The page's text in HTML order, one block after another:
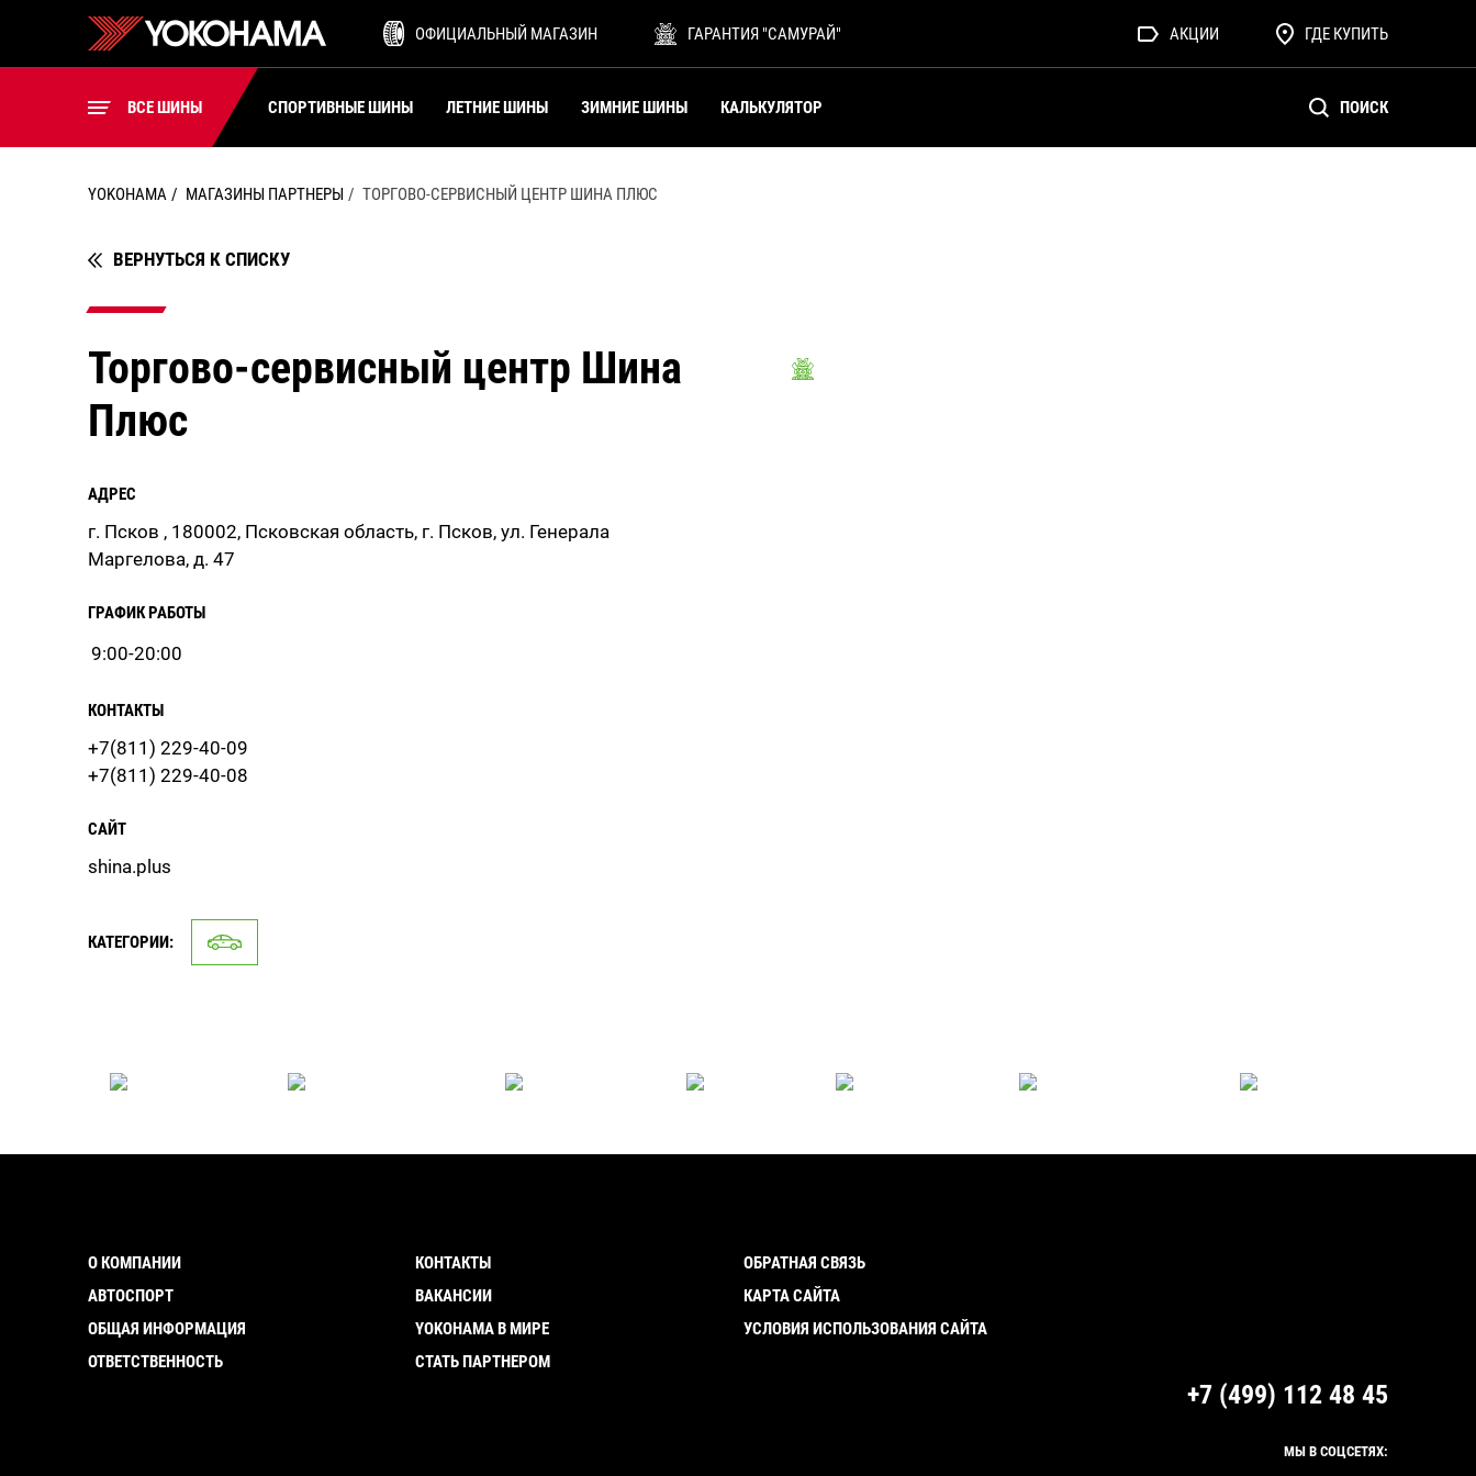
ОФИЦИАЛЬНЫЙ МАГАЗИН ГАРАНТИЯ "САМУРАЙ" АКЦИИ ГДЕ КУПИТЬ
ВСЕ ШИНЫ СПОРТИВНЫЕ ШИНЫ ЛЕТНИЕ ШИНЫ ЗИМНИЕ ШИНЫ КАЛЬКУЛЯТОР ПОИСК
ШИНЫ ДЛЯ ВИЛОЧНЫХ
ПОГРУЗЧИКОВ
YOKOHAMA МАГАЗИНЫ ПАРТНЕРЫ ТОРГОВО-СЕРВИСНЫЙ ЦЕНТР ШИНА ПЛЮС
ВЕРНУТЬСЯ К СПИСКУ
Торгово-сервисный центр Шина
Плюс
АДРЕС
г. Псков , 180002, Псковская область, г. Псков, ул. Генерала
Маргелова, д. 47
ГРАФИК РАБОТЫ
9:00-20:00
КОНТАКТЫ
+7(811) 229-40-09
+7(811) 229-40-08
САЙТ
shina.plus
КАТЕГОРИИ:
О КОМПАНИИ
АВТОСПОРТ
ОБЩАЯ ИНФОРМАЦИЯ
ОТВЕТСТВЕННОСТЬ
КОНТАКТЫ
ВАКАНСИИ
YOKOHAMA В МИРЕ
СТАТЬ ПАРТНЕРОМ
ОБРАТНАЯ СВЯЗЬ
КАРТА САЙТА
УСЛОВИЯ ИСПОЛЬЗОВАНИЯ САЙТА
+7 (499) 112 48 45
МЫ В СОЦСЕТЯХ: